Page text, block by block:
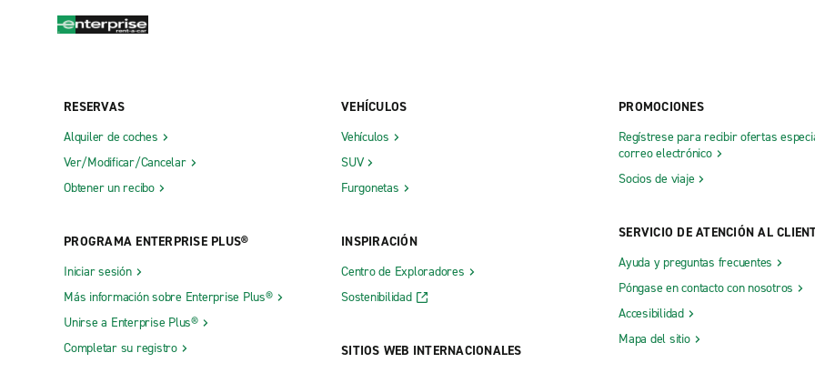
RESERVAS
Alquiler de coches
Ver/Modificar/Cancelar
Obtener un recibo
PROGRAMA ENTERPRISE PLUS®
Iniciar sesión
Más información sobre Enterprise Plus®
Unirse a Enterprise Plus®
Completar su registro
VEHÍCULOS
Vehículos
SUV
Furgonetas
INSPIRACIÓN
Centro de Exploradores
Sostenibilidad
SITIOS WEB INTERNACIONALES
PROMOCIONES
Regístrese para recibir ofertas
correo electrónico
Socios de viaje
SERVICIO DE ATENCIÓN AL
Ayuda y preguntas frecuentes
Póngase en contacto con nosotros
Accesibilidad
Mapa del sitio